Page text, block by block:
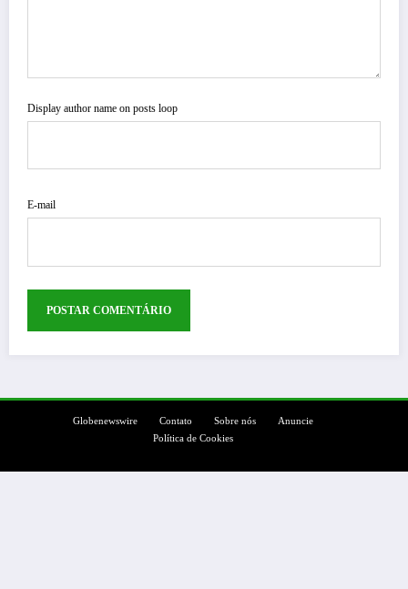
Display author name on posts loop
E-mail
Globenewswire Contato Sobre nós
Anuncie
Política de Cookies